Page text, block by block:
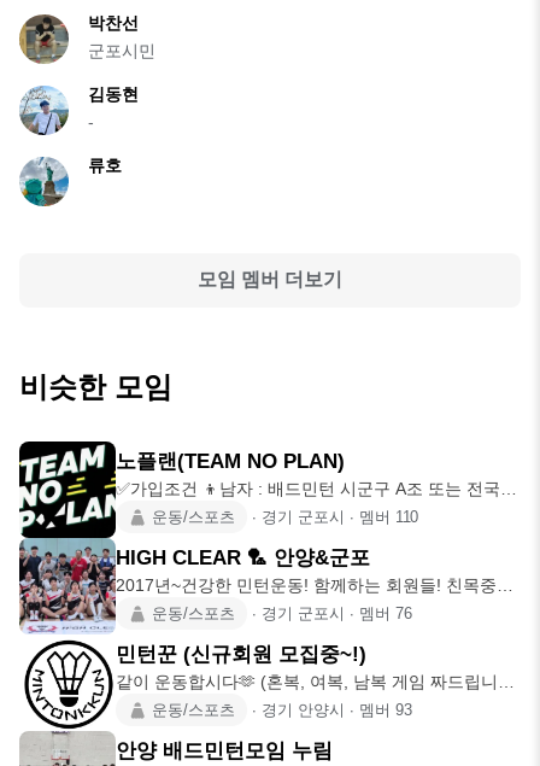
박찬선
군포시민
김동현
-
류호
모임 멤버 더보기
비슷한 모임
노플랜(TEAM NO PLAN)
✅️가입조건 👦남자 : 배드민턴 시군구 A조 또는 전국 B
조 이상 👧여
운동/스포츠 ∙ 경기 군포시 ∙ 멤버 110
HIGH CLEAR 🏸 안양&군포
2017년~건강한 민턴운동! 함께하는 회원들! 친목중시
💜 "하이클리어
운동/스포츠 ∙ 경기 군포시 ∙ 멤버 76
민턴꾼 (신규회원 모집중~!)
같이 운동합시다🫶 (혼복, 여복, 남복 게임 짜드립니다
🔥) 📍 필수 가
운동/스포츠 ∙ 경기 안양시 ∙ 멤버 93
안양 배드민턴모임 누림